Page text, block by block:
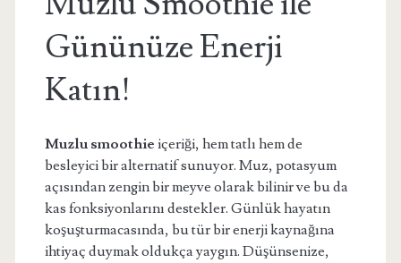
Gününüze Enerji
Katın!
Muzlu smoothie içeriği, hem tatlı hem de
besleyici bir alternatif sunuyor. Muz, potasyum
açısından zengin bir meyve olarak bilinir ve bu da
kas fonksiyonlarını destekler. Günlük hayatın
koşuşturmacasında, bu tür bir enerji kaynağına
ihtiyaç duymak oldukça yaygın. Düşünsenize,